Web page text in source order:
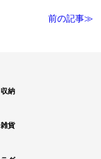
前の記事≫
収納
雑貨